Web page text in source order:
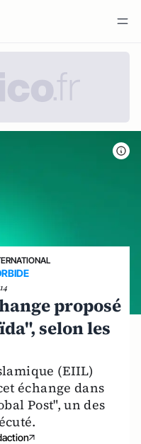
proposé
selon les
(EIIL)
échange dans
Post", un des